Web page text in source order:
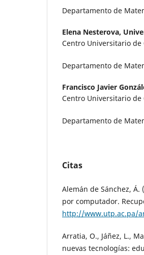
Departamento de
Elena Nesterova,
Centro Universitario de
Departamento de
Francisco Javier
Centro Universitario de
Departamento de
Citas
Alemán de Sánchez,
por computador.
http://www.utp.ac.pa/
Arratia, O., Jáñez, L.,
nuevas tecnologías: